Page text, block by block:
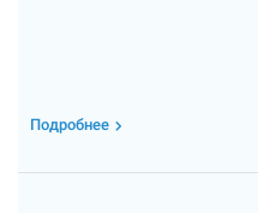
Подробнее